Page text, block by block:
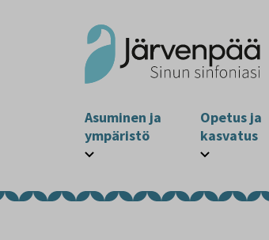
Asuminen ja
ympäristö
Opetus ja
kasvatus